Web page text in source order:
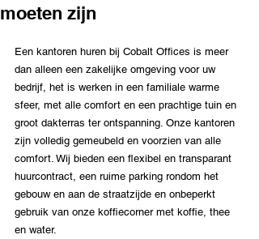
moeten zijn
Een kantoren huren bij Cobalt Offices is meer
dan alleen een zakelijke omgeving voor uw
bedrijf, het is werken in een familiale warme
sfeer, met alle comfort en een prachtige tuin en
groot dakterras ter ontspanning. Onze kantoren
zijn volledig gemeubeld en voorzien van alle
comfort. Wij bieden een flexibel en transparant
huurcontract, een ruime parking rondom het
gebouw en aan de straatzijde en onbeperkt
gebruik van onze koffiecorner met koffie, thee
en water.